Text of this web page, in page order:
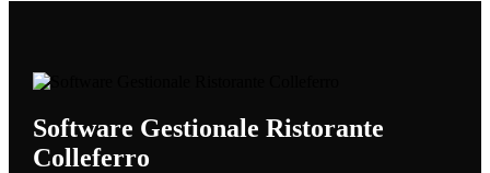
Software Gestionale Ristorante
Colleferro